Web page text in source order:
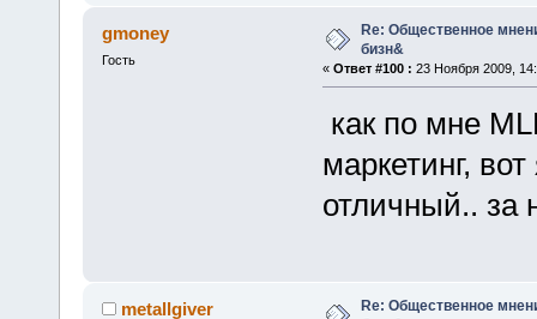
gmoney
Гость
Re: Общественное
бизн&
« Ответ #100 : 23 Ноября 2009,
как по мне
маркетинг,
отличный.. за
metallgiver
Re: Общественное